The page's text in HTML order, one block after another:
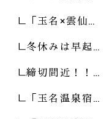
「玉名×雲仙…
冬休みは早起…
締切間近！！…
「玉名温泉宿…